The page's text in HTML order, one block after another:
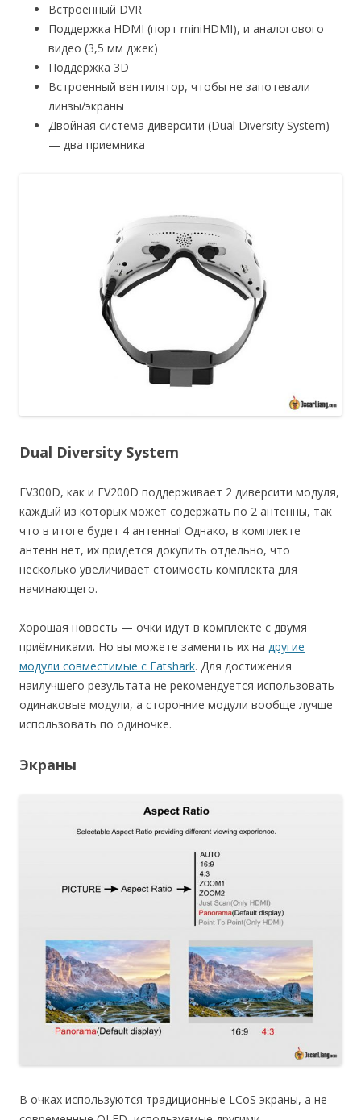
Встроенный DVR
Поддержка HDMI (порт miniHDMI), и аналогового
видео (3,5 мм джек)
Поддержка 3D
Встроенный вентилятор, чтобы не запотевали
линзы/экраны
Двойная система диверсити (Dual Diversity System)
— два приемника
Dual Diversity System
EV300D, как и EV200D поддерживает 2 диверсити модуля,
каждый из которых может содержать по 2 антенны, так
что в итоге будет 4 антенны! Однако, в комплекте
антенн нет, их придется докупить отдельно, что
несколько увеличивает стоимость комплекта для
начинающего.
Хорошая новость — очки идут в комплекте с двумя
приёмниками. Но вы можете заменить их на другие
модули совместимые с Fatshark. Для достижения
наилучшего результата не рекомендуется использовать
одинаковые модули, а сторонние модули вообще лучше
использовать по одиночке.
Экраны
В очках используются традиционные LCoS экраны, а не